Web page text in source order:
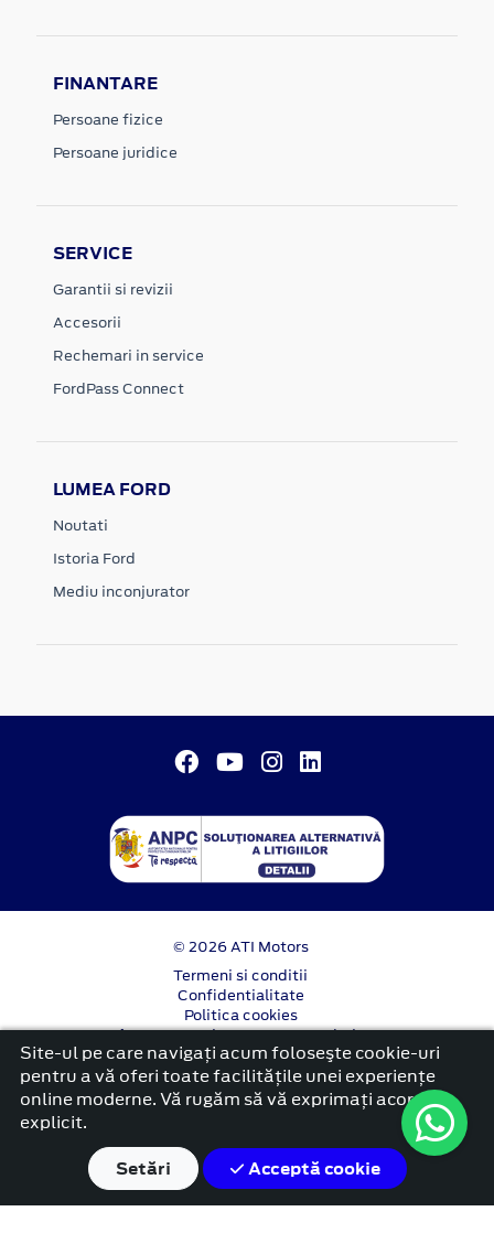
FINANTARE
Persoane fizice
Persoane juridice
SERVICE
Garantii si revizii
Accesorii
Rechemari in service
FordPass Connect
LUMEA FORD
Noutati
Istoria Ford
Mediu inconjurator
© 2026 ATI Motors
Termeni si conditii
Confidentialitate
Politica cookies
Anunț începere proiect ”PNRR. Fonduri pentru
România modernă și reformată”.
platformă dezvoltată de Workleto
Site-ul pe care navigați acum foloseşte cookie-uri
pentru a vă oferi toate facilitățile unei experiențe
online moderne. Vă rugăm să vă exprimați acordul
explicit.
Setări
Acceptă cookie